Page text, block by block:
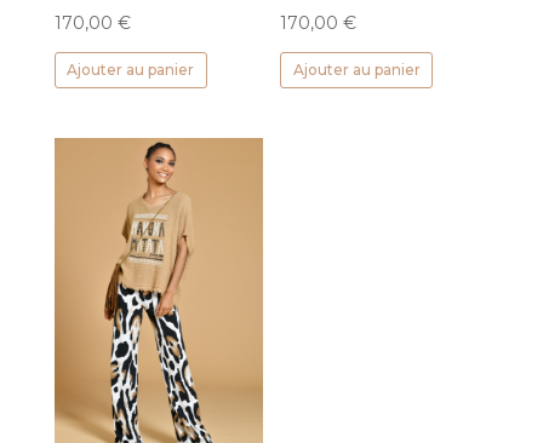
170,00 €
Ajouter au panier
170,00€
Ajouter au panier